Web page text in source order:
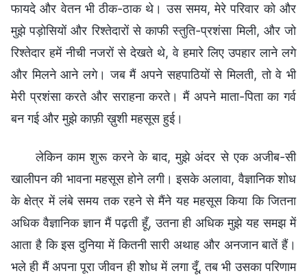
फायदे और वेतन भी ठीक-ठाक थे। उस समय, मेरे परिवार को और
मुझे पड़ोसियों और रिश्तेदारों से काफी स्तुति-प्रशंसा मिली, और जो
रिश्तेदार हमें नीची नजरों से देखते थे, वे हमारे लिए उपहार लाने लगे
और मिलने आने लगे। जब मैं अपने सहपाठियों से मिलती, तो वे भी
मेरी प्रशंसा करते और सराहना करते। मैं अपने माता-पिता का गर्व
बन गई और मुझे काफ़ी ख़ुशी महसूस हुई।
लेकिन काम शुरू करने के बाद, मुझे अंदर से एक अजीब-सी
खालीपन की भावना महसूस होने लगी। इसके अलावा, वैज्ञानिक शोध
के क्षेत्र में लंबे समय तक रहने से मैंने यह महसूस किया कि जितना
अधिक वैज्ञानिक ज्ञान मैं पढ़ती हूँ, उतना ही अधिक मुझे यह समझ में
आता है कि इस दुनिया में कितनी सारी अथाह और अनजान बातें हैं।
भले ही मैं अपना पूरा जीवन ही शोध में लगा दूँ, तब भी उसका परिणाम